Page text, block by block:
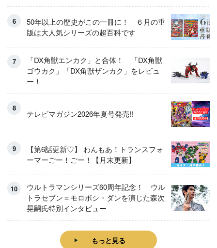
50年以上の歴史がこの一冊に！ ６月の重
版は大人気シリーズの超百科です
「DX角獣エンカク」と合体！ 「DX角獣
ゴウカク」「DX角獣ザンカク」をレビュ
ー！
テレビマガジン2026年夏号発売!!
【第6話更新♡】 わんもあ！トランスフォ
ーマーごー！ごー！【月末更新】
ウルトラマンシリーズ60周年記念！ ウル
トラセブン＝モロボシ・ダンを演じた森次
晃嗣氏特別インタビュー
もっと見る